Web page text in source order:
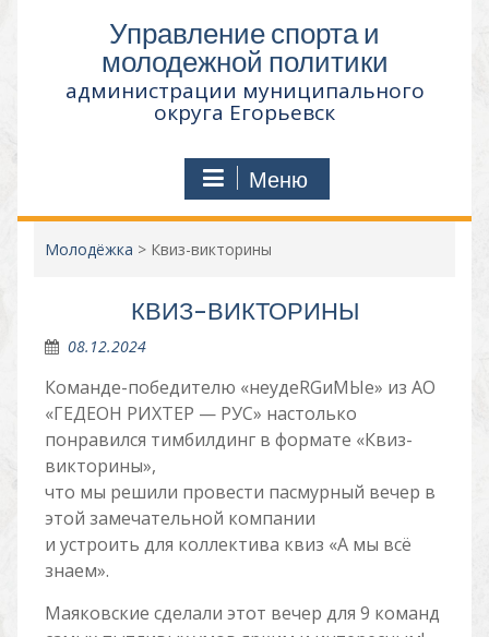
Управление спорта и
молодежной политики
администрации муниципального
округа Егорьевск
Меню
Молодёжка > Квиз-викторины
КВИЗ-ВИКТОРИНЫ
08.12.2024
Команде-победителю «неудеRGиМЫе» из АО
«ГЕДЕОН РИХТЕР — РУС» настолько
понравился тимбилдинг в формате «Квиз-
викторины»,
что мы решили провести пасмурный вечер в
этой замечательной компании
и устроить для коллектива квиз «А мы всё
знаем».
Маяковские сделали этот вечер для 9 команд